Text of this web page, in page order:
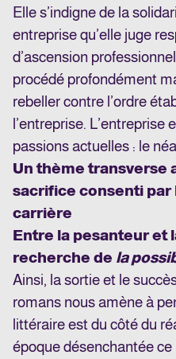
Elle s’indigne de la
entreprise qu’elle juge
d’ascension
procédé profondément
rebeller contre l’ordre
l’entreprise. L’entreprise
passions actuelles : le
Un thème transverse
sacrifice consenti
carrière
Entre la pesanteur et
recherche de la
Ainsi, la sortie et le
romans nous amène à
littéraire est du côté du
époque désenchantée